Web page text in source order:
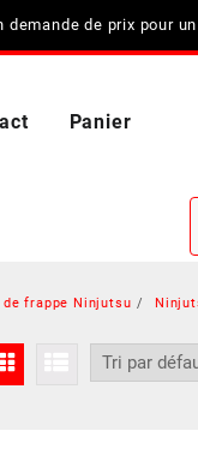
demande de prix pour
Panier
frappe Ninjutsu